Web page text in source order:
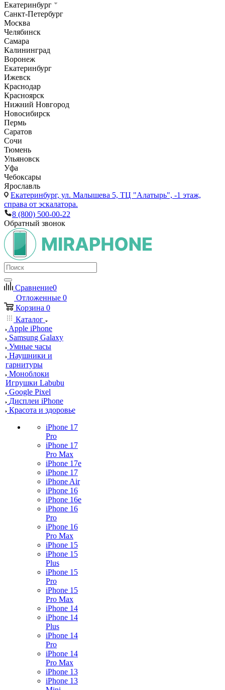
Екатеринбург
Санкт-Петербург
Москва
Челябинск
Самара
Калининград
Воронеж
Екатеринбург
Ижевск
Краснодар
Красноярск
Нижний Новгород
Новосибирск
Пермь
Саратов
Сочи
Тюмень
Ульяновск
Уфа
Чебоксары
Ярославль
Екатеринбург, ул. Малышева 5, ТЦ "Алатырь", -1 этаж,
справа от эскалатора.
8 (800) 500-00-22
Обратный звонок
Сравнение0
Отложенные 0
Корзина 0
Каталог
Apple iPhone
Samsung Galaxy
Умные часы
Наушники и
гарнитуры
Моноблоки
Игрушки Labubu
Google Pixel
Дисплеи iPhone
Красота и здоровье
iPhone 17
Pro
iPhone 17
Pro Max
iPhone 17e
iPhone 17
iPhone Air
iPhone 16
iPhone 16e
iPhone 16
Pro
iPhone 16
Pro Max
iPhone 15
iPhone 15
Plus
iPhone 15
Pro
iPhone 15
Pro Max
iPhone 14
iPhone 14
Plus
iPhone 14
Pro
iPhone 14
Pro Max
iPhone 13
iPhone 13